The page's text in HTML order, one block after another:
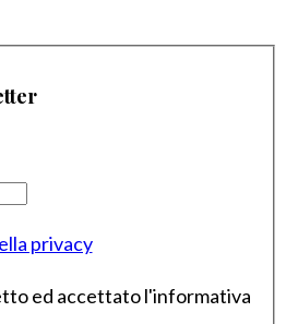
privacy
ed accettato l'informativa